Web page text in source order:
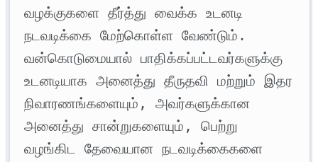
வழக்குகளை தீர்த்து வைக்க உடனடி
நடவடிக்கை மேற்கொள்ள வேண்டும்.
வன்கொடுமையால் பாதிக்கப்பட்டவர்களுக்கு
உடனடியாக அனைத்து தீருதவி மற்றும் இதர
நிவாரணங்களையும், அவர்களுக்கான
அனைத்து சான்றுகளையும், பெற்று
வழங்கிட தேவையான நடவடிக்கைகளை